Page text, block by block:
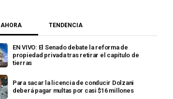
AHORA TENDENCIA
EN VIVO: El Senado debate la reforma de
propiedad privada tras retirar el capítulo de
tierras
Para sacar la licencia de conducir Dolzani
deberá pagar multas por casi $16 millones